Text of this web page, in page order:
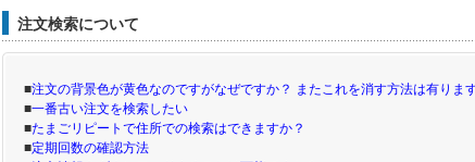
注文検索について
■注文の背景色が黄色なのですがなぜですか？ またこれを消す方法は有りま
■一番古い注文を検索したい
■たまごリピートで住所での検索はできますか？
■定期回数の確認方法